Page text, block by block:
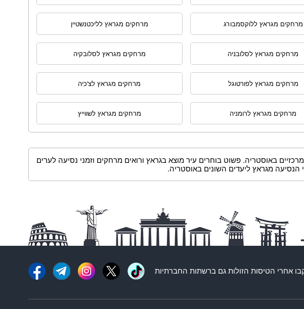
מרחקים מגראץ ללוקסמבורג מרחקים מגראץ לליכטנשטיין
מרחקים מגראץ לסלובניה מרחקים מגראץ לסלובקיה
מרחקים מגראץ לפורטוגל מרחקים מגראץ לצ'כיה
מרחקים מגראץ לרומניה מרחקים מגראץ לשווייץ
באוסטריה. פשוט בוחרים עיר מוצא בגראץ ורואים מרחקים וזמני נסיעה לערים
מגראץ ליעדים השונים באוסטריה.
אחרי הטיסות הזולות גם ברשתות החברתיות